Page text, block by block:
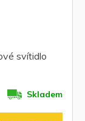
svítidlo
Skladem